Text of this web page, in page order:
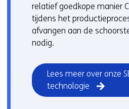
relatief goedkope manier
tijdens het
afvangen aan de
nodig.
Lees meer over onze
technologie